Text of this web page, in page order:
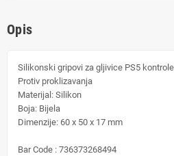
Opis
Silikonski gripovi za gljivice PS5
Protiv proklizavanja
Materijal: Silikon
Boja: Bijela
Dimenzije: 60 x 50 x 17 mm
Bar Code : 736373268494